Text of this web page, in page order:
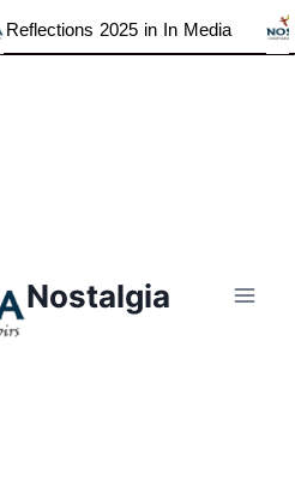
2025 in In Media
Nostalgia